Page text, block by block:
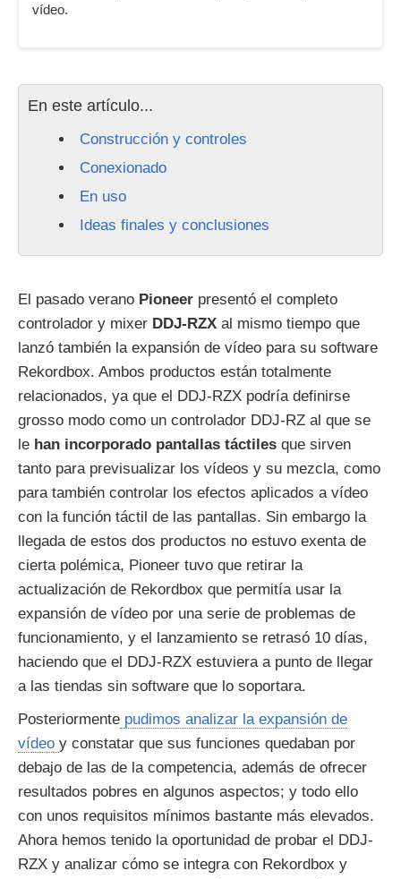
vídeo.
En este artículo...
Construcción y controles
Conexionado
En uso
Ideas finales y conclusiones
El pasado verano Pioneer presentó el completo
controlador y mixer DDJ-RZX al mismo tiempo que
lanzó también la expansión de vídeo para su software
Rekordbox. Ambos productos están totalmente
relacionados, ya que el DDJ-RZX podría definirse
grosso modo como un controlador DDJ-RZ al que se
le han incorporado pantallas táctiles que sirven
tanto para previsualizar los vídeos y su mezcla, como
para también controlar los efectos aplicados a vídeo
con la función táctil de las pantallas. Sin embargo la
llegada de estos dos productos no estuvo exenta de
cierta polémica, Pioneer tuvo que retirar la
actualización de Rekordbox que permitía usar la
expansión de vídeo por una serie de problemas de
funcionamiento, y el lanzamiento se retrasó 10 días,
haciendo que el DDJ-RZX estuviera a punto de llegar
a las tiendas sin software que lo soportara.
Posteriormente pudimos analizar la expansión de
vídeo y constatar que sus funciones quedaban por
debajo de las de la competencia, además de ofrecer
resultados pobres en algunos aspectos; y todo ello
con unos requisitos mínimos bastante más elevados.
Ahora hemos tenido la oportunidad de probar el DDJ-
RZX y analizar cómo se integra con Rekordbox y